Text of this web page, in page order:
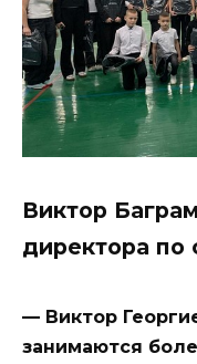
Виктор
директора по
— Виктор
занимаются